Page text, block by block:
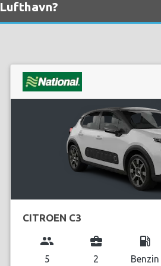
Lufthavn?
CITROEN C3
group
5
business_center
2
local_gas_station
Benzin